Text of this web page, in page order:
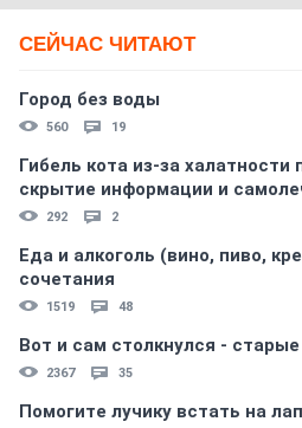
СЕЙЧАС ЧИТАЮТ
Город без воды
560 19
Гибель кота из-за
скрытиe информации и
292 2
Еда и алкоголь (вино, пиво,
сочетания
1519 48
Вот и сам столкнулся -
2367 35
Помогите лучику встать на